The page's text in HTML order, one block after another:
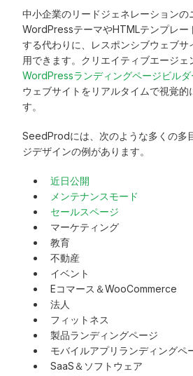
中小企業のリードジェネレーションの
WordPressテーマやHTMLテンプレー
する代わりに、レスポンシブウェブサ
用できます。クリエイティブエージェ
WordPressランディングページビルダ
ウェブサイトをリアルタイムで視覚的
す。
SeedProdには、次のような多くの多
ジデザインの例があります。
近日公開
メンテナンスモード
セールスページ
マーケティング
教育
不動産
イベント
Eコマース＆WooCommerce
法人
フィットネス
製品ランディングページ
モバイルアプリランディングペ
SaaS＆ソフトウェア